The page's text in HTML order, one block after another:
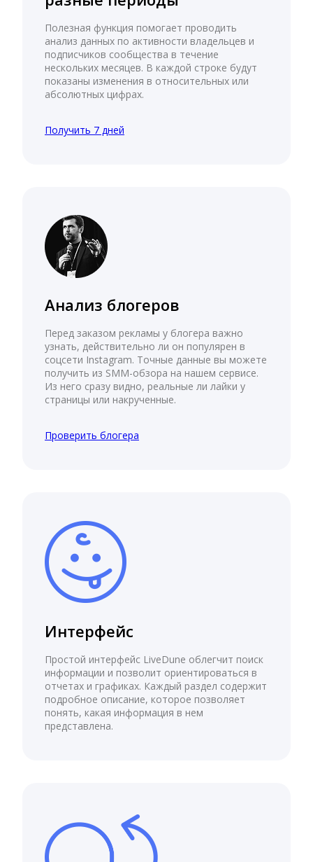
Полезная функция помогает проводить
анализ данных по активности владельцев и
подписчиков сообщества в течение
нескольких месяцев. В каждой строке будут
показаны изменения в относительных или
абсолютных цифрах.
Получить 7 дней
Анализ блогеров
Перед заказом рекламы у блогера важно
узнать, действительно ли он популярен в
соцсети Instagram. Точные данные вы можете
получить из SMM-обзора на нашем сервисе.
Из него сразу видно, реальные ли лайки у
страницы или накрученные.
Проверить блогера
Интерфейс
Простой интерфейс LiveDune облегчит поиск
информации и позволит ориентироваться в
отчетах и графиках. Каждый раздел содержит
подробное описание, которое позволяет
понять, какая информация в нем
представлена.